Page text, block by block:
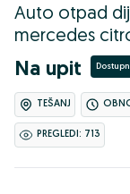
Auto otpad
mercedes
Na upit
TEŠANJ
PREGLEDI: 713